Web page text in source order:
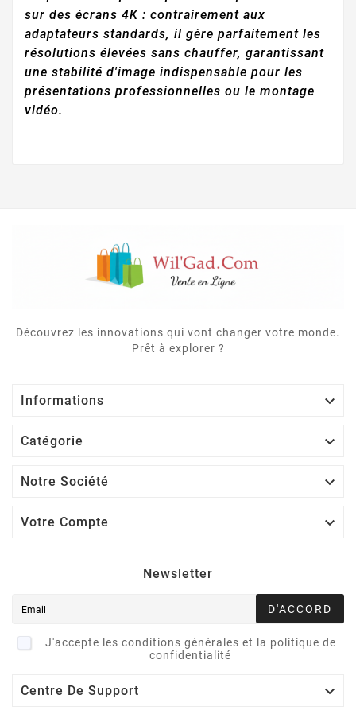
sur des écrans 4K : contrairement aux
adaptateurs standards, il gère parfaitement les
résolutions élevées sans chauffer, garantissant
une stabilité d'image indispensable pour les
présentations professionnelles ou le montage
vidéo.
Découvrez les innovations qui vont changer votre monde.
Prêt à explorer ?
Informations 
Catégorie 
Notre Société 
Votre Compte 
Newsletter
D'ACCORD
J'accepte les conditions générales et la politique de
confidentialité
Centre De Support 